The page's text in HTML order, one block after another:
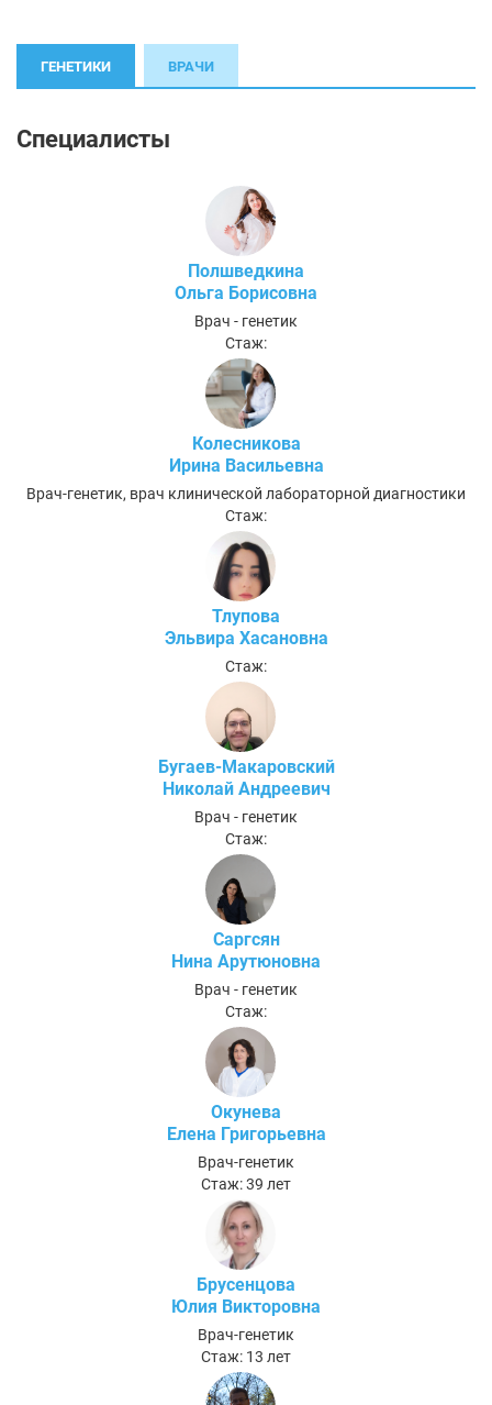
ГЕНЕТИКИ ВРАЧИ
Специалисты
Полшведкина
Ольга Борисовна
Врач - генетик
Стаж:
Колесникова
Ирина Васильевна
Врач-генетик, врач клинической лабораторной диагностики
Стаж:
Тлупова
Эльвира Хасановна
Стаж:
Бугаев-Макаровский
Николай Андреевич
Врач - генетик
Стаж:
Саргсян
Нина Арутюновна
Врач - генетик
Стаж:
Окунева
Елена Григорьевна
Врач-генетик
Стаж: 39 лет
Брусенцова
Юлия Викторовна
Врач-генетик
Стаж: 13 лет